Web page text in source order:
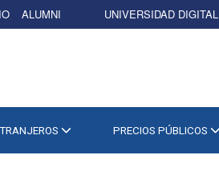
ALUMNI UNIVERSIDAD DIGITAL
PRECIOS PÚBLICOS